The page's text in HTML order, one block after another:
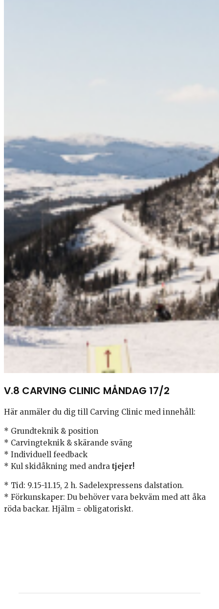
V.8 CARVING CLINIC MÅNDAG 17/2
Här anmäler du dig till Carving Clinic med innehåll:
* Grundteknik & position
* Carvingteknik & skärande sväng
* Individuell feedback
* Kul skidåkning med andra tjejer!
* Tid: 9.15-11.15, 2 h. Sadelexpressens dalstation.
* Förkunskaper: Du behöver vara bekväm med att åka
röda backar. Hjälm = obligatoriskt.